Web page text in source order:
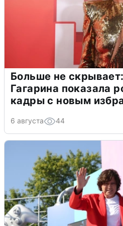
Больше не
Гагарина показала
кадры с новым
6 августа 44